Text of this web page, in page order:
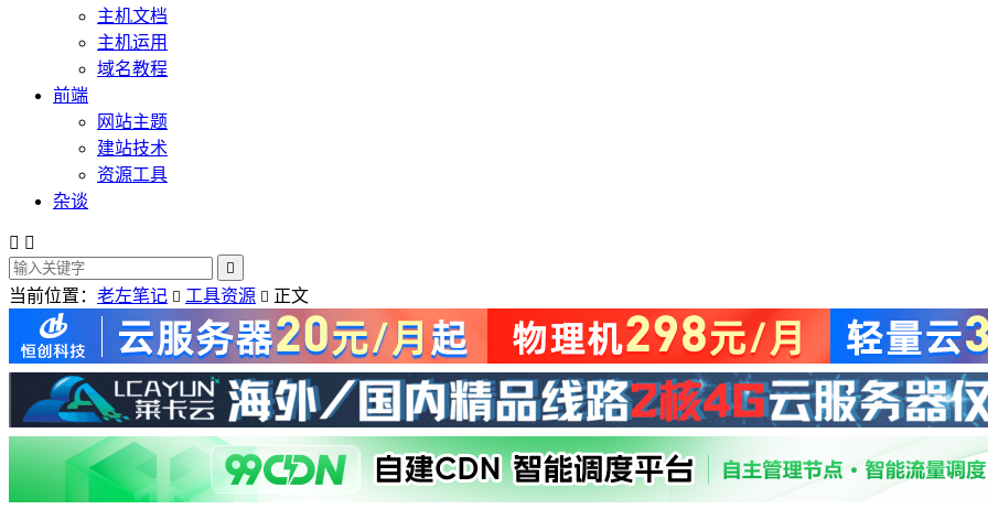
主机文档
主机运用
域名教程
前端
网站主题
建站技术
资源工具
杂谈
 

当前位置： 老左笔记  工具资源  正文